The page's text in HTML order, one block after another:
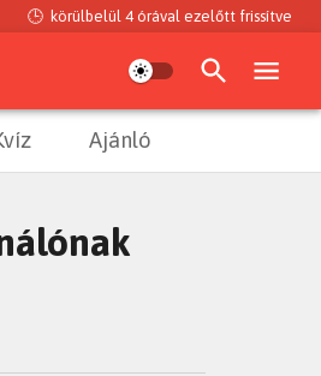
🕒 körülbelül 4 órával ezelőtt frissítve
Ajánló